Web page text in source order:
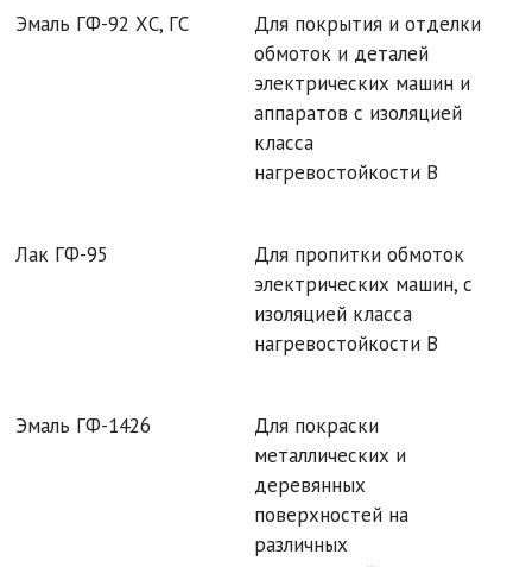
Эмаль ГФ-92 ХС, ГС
Для покрытия и отделки
обмоток и деталей
электрических машин и
аппаратов с изоляцией
класса
нагревостойкости В
Лак ГФ-95
Для пропитки обмоток
электрических машин, с
изоляцией класса
нагревостойкости В
Эмаль ГФ-1426
Для покраски
металлических и
деревянных
поверхностей на
различных